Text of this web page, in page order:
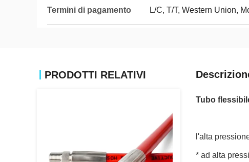
Termini di pagamento L/C, T/T, Western Union,
PRODOTTI RELATIVI
Tubo
l'alta
* ad alta